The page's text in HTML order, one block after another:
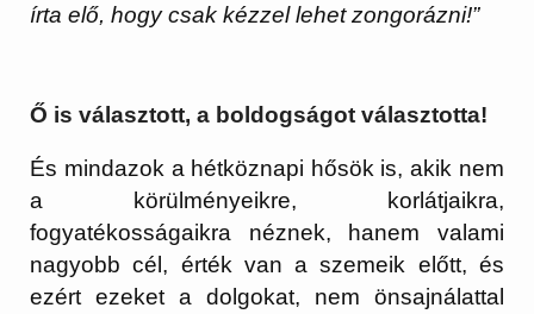
írta elő, hogy csak kézzel lehet zongorázni!”
Ő is választott, a boldogságot választotta!
És mindazok a hétköznapi hősök is, akik nem
a körülményeikre, korlátjaikra,
fogyatékosságaikra néznek, hanem valami
nagyobb cél, érték van a szemeik előtt, és
ezért ezeket a dolgokat, nem önsajnálattal